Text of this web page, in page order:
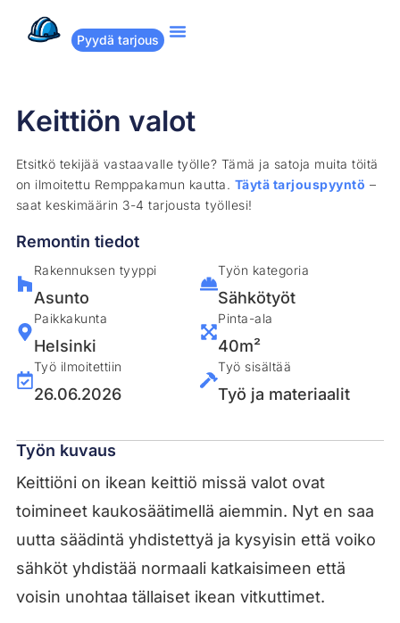
Pyydä tarjous
Keittiön valot
Etsitkö tekijää vastaavalle työlle? Tämä ja satoja muita töitä
on ilmoitettu Remppakamun kautta. Täytä tarjouspyyntö –
saat keskimäärin 3-4 tarjousta työllesi!
Remontin tiedot
Rakennuksen tyyppi
Asunto
Paikkakunta
Helsinki
Työ ilmoitettiin
26.06.2026
Työn kategoria
Sähkötyöt
Pinta-ala
40m²
Työ sisältää
Työ ja materiaalit
Työn kuvaus
Keittiöni on ikean keittiö missä valot ovat
toimineet kaukosäätimellä aiemmin. Nyt en saa
uutta säädintä yhdistettyä ja kysyisin että voiko
sähköt yhdistää normaali katkaisimeen että
voisin unohtaa tällaiset ikean vitkuttimet.